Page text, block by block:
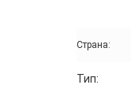
Страна:
Тип: